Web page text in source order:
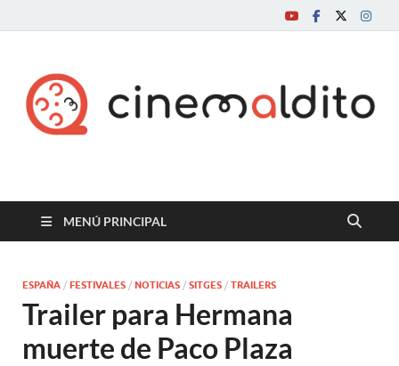
Cine maldito
MENÚ PRINCIPAL
ESPAÑA / FESTIVALES / NOTICIAS / SITGES / TRAILERS
Trailer para Hermana
muerte de Paco Plaza